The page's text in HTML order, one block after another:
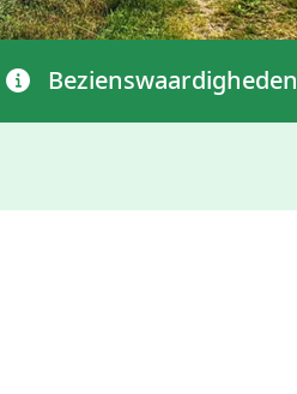
Bezienswaardigheden